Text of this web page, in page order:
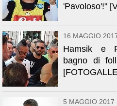
'Pavoloso'!"
16 MAGGIO
Hamsik e
bagno di
5 MAGGIO 2017